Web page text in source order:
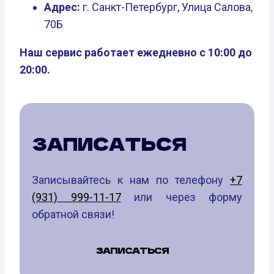
Адрес: г. Санкт-Петербург, Улица Салова,
70Б
Наш сервис работает ежедневно с 10:00 до
20:00.
ЗАПИСАТЬСЯ
Записывайтесь к нам по телефону +7
(931) 999-11-17или через форму
обратной связи!
ЗАПИСАТЬСЯ